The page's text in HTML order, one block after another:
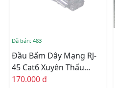
Đã bán: 483
Đầu Bấm Dây Mạng RJ-
45 Cat6 Xuyên Thấu
ENSOHO (EN-EZRJ45C6B)
170.000 đ